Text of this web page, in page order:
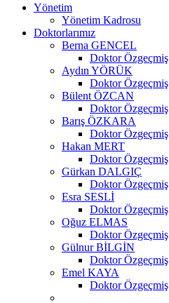
Yönetim
Yönetim Kadrosu
Doktorlarımız
Berna GENCEL
Doktor Özgeçmiş
Aydın YÖRÜK
Doktor Özgeçmiş
Bülent ÖZCAN
Doktor Özgeçmiş
Barış ÖZKARA
Doktor Özgeçmiş
Hakan MERT
Doktor Özgeçmiş
Gürkan DALGIÇ
Doktor Özgeçmiş
Esra SESLİ
Doktor Özgeçmiş
Oğuz ELMAS
Doktor Özgeçmiş
Gülnur BİLGİN
Doktor Özgeçmiş
Emel KAYA
Doktor Özgeçmiş